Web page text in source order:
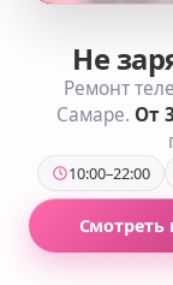
Не
Ремонт
Самаре. От
10:00–22:00
Смотреть